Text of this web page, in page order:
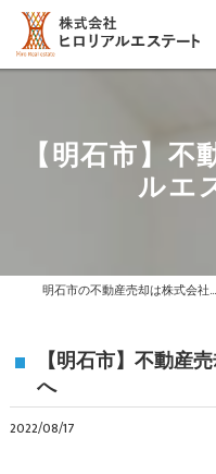
【明石市】
ルエ
明石市の不動産売却は株式会社ヒロリアルエステート
【明石市】不動産
へ
2022/08/17